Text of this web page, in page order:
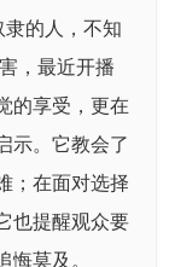
的人，不知
，最近开播
的享受，更在
示。它教会了
；在面对选择
也提醒观众要
莫及。